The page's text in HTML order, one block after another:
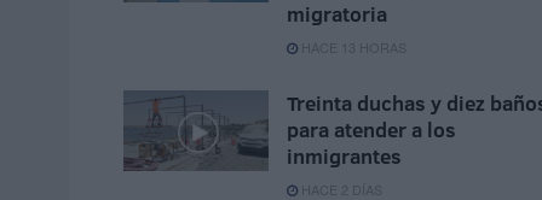
migratoria
HACE 13 HORAS
Treinta duchas y diez
para atender a los
inmigrantes
HACE 2 DÍAS